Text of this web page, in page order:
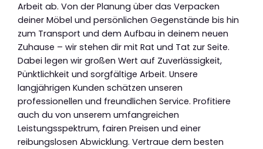
Arbeit ab. Von der Planung über das Verpacken
deiner Möbel und persönlichen Gegenstände bis hin
zum Transport und dem Aufbau in deinem neuen
Zuhause – wir stehen dir mit Rat und Tat zur Seite.
Dabei legen wir großen Wert auf Zuverlässigkeit,
Pünktlichkeit und sorgfältige Arbeit. Unsere
langjährigen Kunden schätzen unseren
professionellen und freundlichen Service. Profitiere
auch du von unserem umfangreichen
Leistungsspektrum, fairen Preisen und einer
reibungslosen Abwicklung. Vertraue dem besten